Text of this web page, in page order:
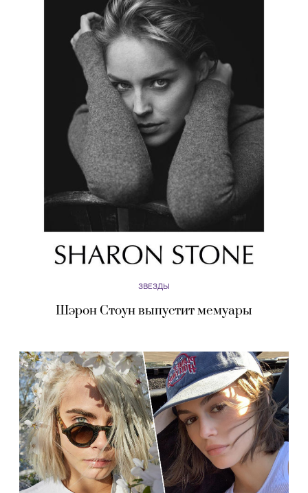
ЗВЕЗДЫ
Шэрон Стоун выпустит мемуары